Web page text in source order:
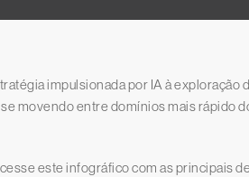
impulsionada por IA à exploração
movendo entre domínios mais rápido
este infográfico com as principais